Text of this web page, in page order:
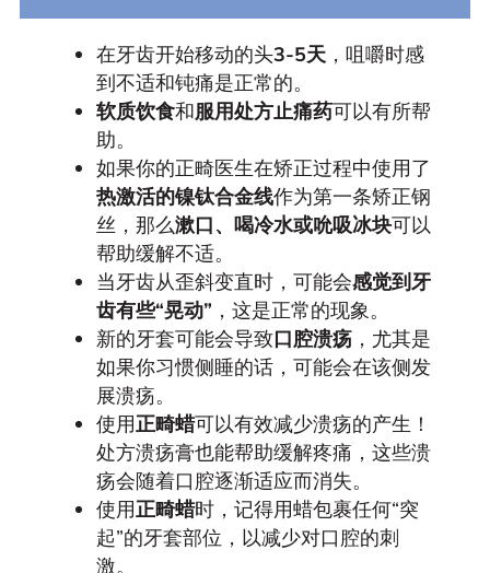
在牙齿开始移动的头3-5天，咀嚼时感
到不适和钝痛是正常的。
软质饮食和服用处方止痛药可以有所帮
助。
如果你的正畸医生在矫正过程中使用了
热激活的镍钛合金线作为第一条矫正钢
丝，那么漱口、喝冷水或吮吸冰块可以
帮助缓解不适。
当牙齿从歪斜变直时，可能会感觉到牙
齿有些“晃动” ，这是正常的现象。
新的牙套可能会导致口腔溃疡 ，尤其是
如果你习惯侧睡的话，可能会在该侧发
展溃疡。
使用正畸蜡可以有效减少溃疡的产生！
处方溃疡膏也能帮助缓解疼痛，这些溃
疡会随着口腔逐渐适应而消失。
使用正畸蜡时，记得用蜡包裹任何“突
起”的牙套部位，以减少对口腔的刺
激。